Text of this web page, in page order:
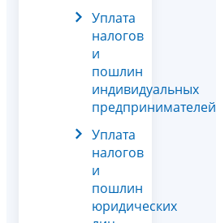
Уплата
налогов
и
пошлин
индивидуальных
предпринимателей
Уплата
налогов
и
пошлин
юридических